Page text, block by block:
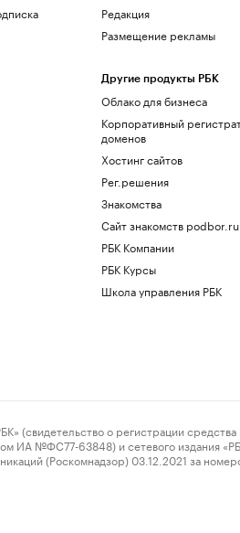
Редакция
Размещение рекламы
Другие продукты РБК
Облако для бизнеса
Корпоративный
доменов
Хостинг сайтов
Рег.решения
Знакомства
Сайт знакомств podbor.ru
РБК Компании
РБК Курсы
Школа управления РБК
о регистрации
ИА №ФС77-63848) и сетевого издания
(Роскомнадзор) 03.12.2021 за